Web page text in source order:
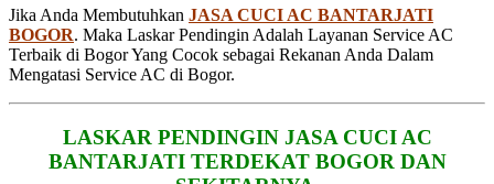
Jika Anda Membutuhkan JASA CUCI AC BANTARJATI
BOGOR. Maka Laskar Pendingin Adalah Layanan Service AC
Terbaik di Bogor Yang Cocok sebagai Rekanan Anda Dalam
Mengatasi Service AC di Bogor.
LASKAR PENDINGIN JASA CUCI AC
BANTARJATI TERDEKAT BOGOR DAN